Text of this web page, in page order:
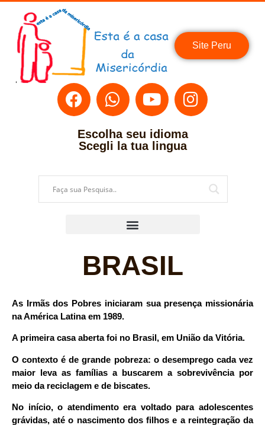
Site Peru
Escolha seu idioma
Scegli la tua lingua
BRASIL
As Irmãs dos Pobres iniciaram sua presença missionária
na América Latina em 1989.
A primeira casa aberta foi no Brasil, em União da Vitória.
O contexto é de grande pobreza: o desemprego cada vez
maior leva as famílias a buscarem a sobrevivência por
meio da reciclagem e de biscates.
No início, o atendimento era voltado para adolescentes
grávidas, até o nascimento dos filhos e a reintegração da